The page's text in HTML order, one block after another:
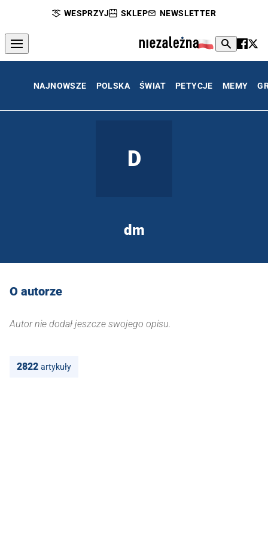
WESPRZYJ SKLEP NEWSLETTER
NAJNOWSZE POLSKA ŚWIAT PETYCJE MEMY
D
dm
O autorze
Autor nie dodał jeszcze swojego opisu.
2822 artykuły